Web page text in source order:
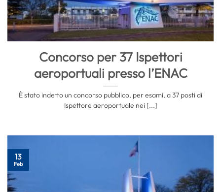
Concorso per 37 Ispettori
aeroportuali presso l’ENAC
È stato indetto un concorso pubblico, per esami, a 37 posti di
Ispettore aeroportuale nei [...]
13
Feb